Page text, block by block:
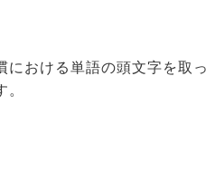
における単語の頭文字を取
。